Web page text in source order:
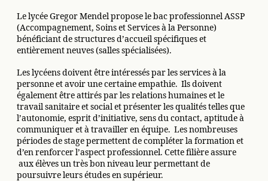
Le lycée Gregor Mendel propose le bac professionnel ASSP
(Accompagnement, Soins et Services à la Personne)
bénéficiant de structures d’accueil spécifiques et
entièrement neuves (salles spécialisées).
Les lycéens doivent être intéressés par les services à la
personne et avoir une certaine empathie. Ils doivent
également être attirés par les relations humaines et le
travail sanitaire et social et présenter les qualités telles que
l’autonomie, esprit d’initiative, sens du contact, aptitude à
communiquer et à travailler en équipe. Les nombreuses
périodes de stage permettent de compléter la formation et
d’en renforcer l’aspect professionnel. Cette filière assure
aux élèves un très bon niveau leur permettant de
poursuivre leurs études en supérieur.